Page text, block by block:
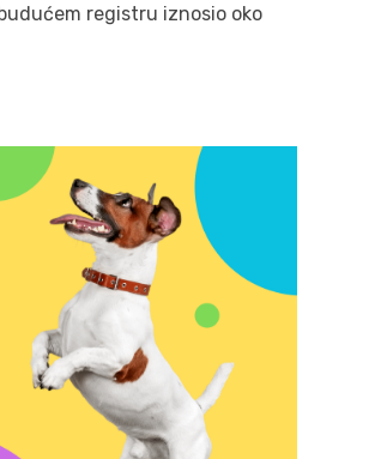
registru iznosio oko